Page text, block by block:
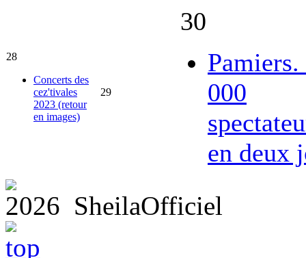
28
Concerts des
cez'tivales
2023 (retour
en images)
29
30
Pamiers.
000
en deux
2026 SheilaOfficiel